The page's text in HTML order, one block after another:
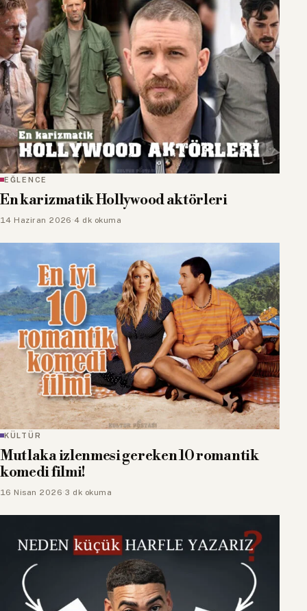
EĞLENCE
En karizmatik Hollywood aktörleri
14 Haziran 2026 ·4 dk okuma
KÜLTÜR
Mutlaka izlenmesi gereken 10 romantik
komedi filmi!
16 Nisan 2026·3 dk okuma